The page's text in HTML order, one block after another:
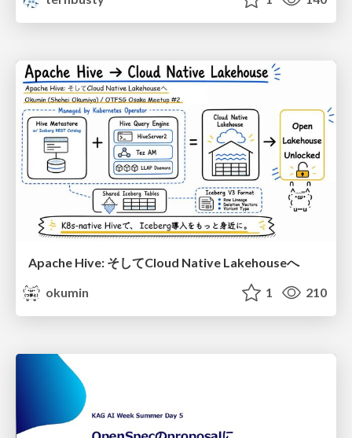
Apache Hive: そしてCloud Native Lakehouseへ
okumin
1 210